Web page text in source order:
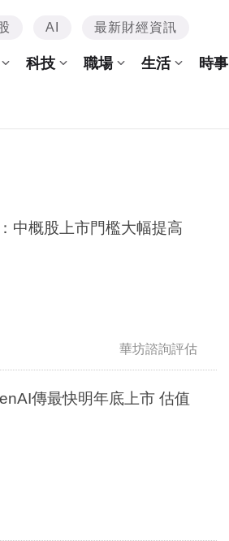
AI 最新財經資訊
科技 職場 生活 時事
中概股上市門檻大幅提高
華坊諮詢評估
傳最快明年底上市 估值